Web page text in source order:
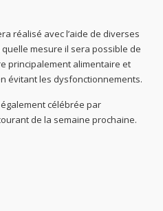
réalisé avec l’aide de diverses
mesure il sera possible de
principalement alimentaire et
évitant les dysfonctionnements.
célébrée par
de la semaine prochaine.